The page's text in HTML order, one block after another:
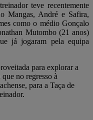
teve recentemente
Mangas, André e Safira,
como o médio Gonçalo
Mutombo (21 anos)
já jogaram pela equipa
para explorar a
no regresso à
para a Taça de